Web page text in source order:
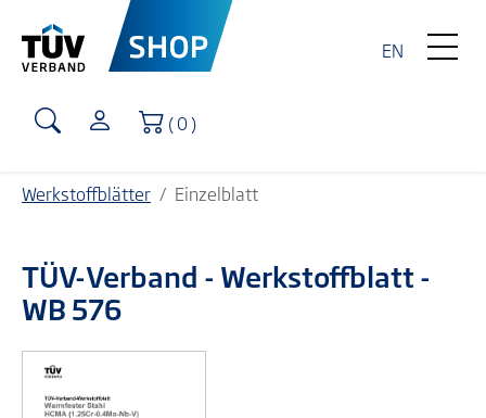
EN
Warenkorb
( 0 )
Werkstoffblätter Einzelblatt
TÜV-Verband - Werkstoffblatt -
WB 576